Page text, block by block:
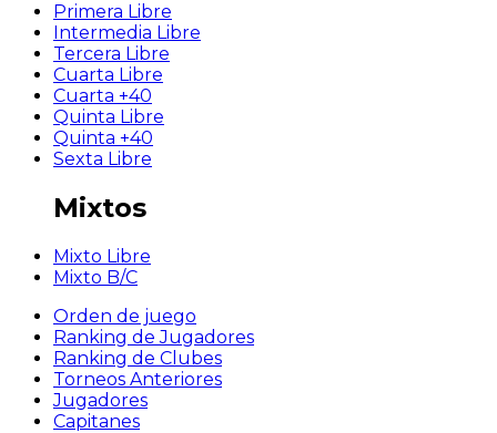
Primera Libre
Intermedia Libre
Tercera Libre
Cuarta Libre
Cuarta +40
Quinta Libre
Quinta +40
Sexta Libre
Mixtos
Mixto Libre
Mixto B/C
Orden de juego
Ranking de Jugadores
Ranking de Clubes
Torneos Anteriores
Jugadores
Capitanes